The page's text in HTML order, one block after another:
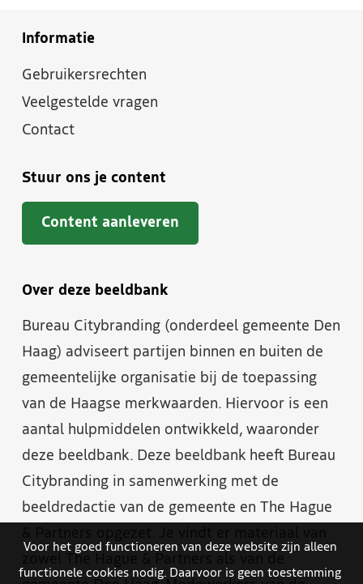
Informatie
Gebruikersrechten
Veelgestelde vragen
Contact
Stuur ons je content
Content aanleveren
Over deze beeldbank
Bureau Citybranding (onderdeel gemeente Den
Haag) adviseert partijen binnen en buiten de
gemeentelijke organisatie bij de toepassing
van de Haagse merkwaarden. Hiervoor is een
aantal hulpmiddelen ontwikkeld, waaronder
deze beeldbank. Deze beeldbank heeft Bureau
Citybranding in samenwerking met de
beeldredactie van de gemeente en The Hague
Voor het goed functioneren van deze website zijn alleen
functionele cookies nodig. Daarvoor is geen toestemming